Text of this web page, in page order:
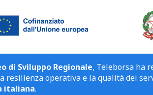
di Sviluppo Regionale, Teleborsa ha
resilienza operativa e la qualità dei
italiana.